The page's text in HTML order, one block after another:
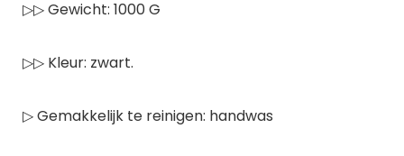
▷▷ Gewicht: 1000 G
▷▷ Kleur: zwart.
▷ Gemakkelijk te reinigen: handwas